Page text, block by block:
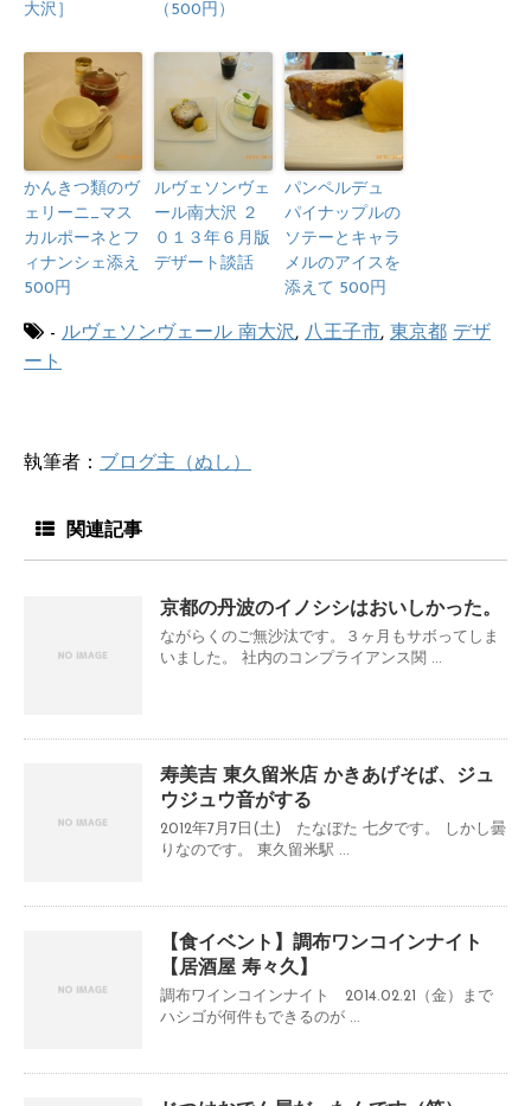
大沢］
（500円）
かんきつ類のヴ
ェリーニ_マス
カルポーネとフ
ィナンシェ添え
500円
ルヴェソンヴェ
ール南大沢 ２
０１３年６月版
デザート談話
パンペルデュ
パイナップルの
ソテーとキャラ
メルのアイスを
添えて 500円
- ルヴェソンヴェール 南大沢, 八王子市, 東京都 デザ
ート
執筆者： ブログ主（ぬし）
関連記事
京都の丹波のイノシシはおいしかった。
ながらくのご無沙汰です。３ヶ月もサボってしま
いました。 社内のコンプライアンス関 ...
寿美吉 東久留米店 かきあげそば、ジュ
ウジュウ音がする
2012年7月7日(土) たなぼた 七夕です。 しかし曇
りなのです。 東久留米駅 ...
【食イベント】調布ワンコインナイト
【居酒屋 寿々久】
調布ワインコインナイト 2014.02.21（金）まで
ハシゴが何件もできるのが ...